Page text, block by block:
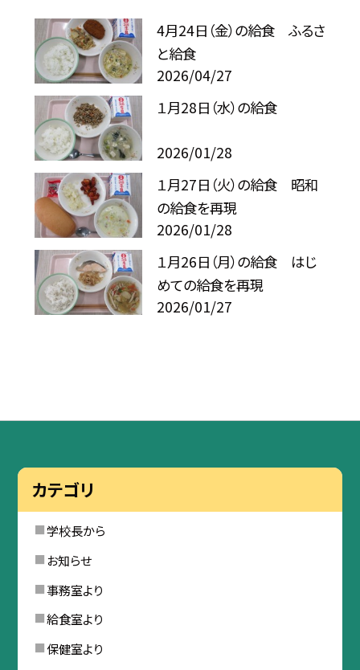
4月24日（金）の給食 ふるさ
と給食
2026/04/27
１月28日（水）の給食
2026/01/28
１月27日（火）の給食 昭和
の給食を再現
2026/01/28
１月26日（月）の給食 はじ
めての給食を再現
2026/01/27
カテゴリ
学校長から
お知らせ
事務室より
給食室より
保健室より